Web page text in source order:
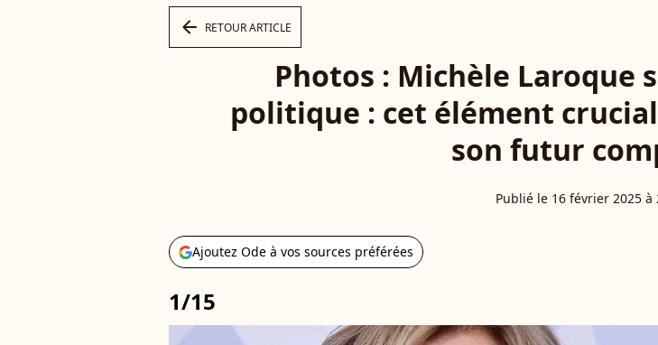
arrow_left RETOUR ARTICLE
Photos : Michèle Laroque
politique : cet élément
son futur
Publié le 16 février 2025 à
Ajoutez Ode à vos sources préférées
1/15